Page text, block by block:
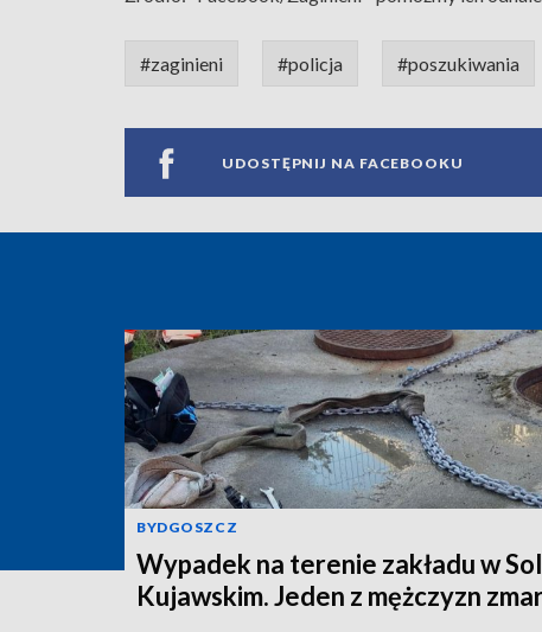
#zaginieni #policja #poszukiwania
UDOSTĘPNIJ NA FACEBOOKU
BYDGOSZCZ
Wypadek na terenie zakładu w
Kujawskim. Jeden z mężczyzn